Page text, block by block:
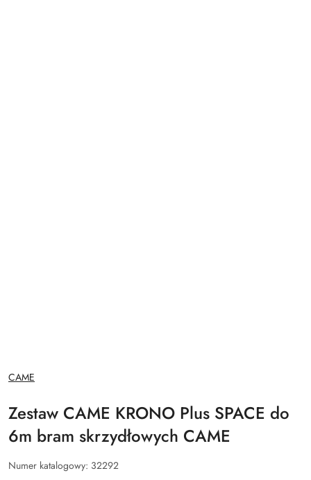
NAZWA
PRODUCENTA:
CAME
Zestaw CAME KRONO Plus SPACE do
6m bram skrzydłowych CAME
Numer katalogowy: 32292